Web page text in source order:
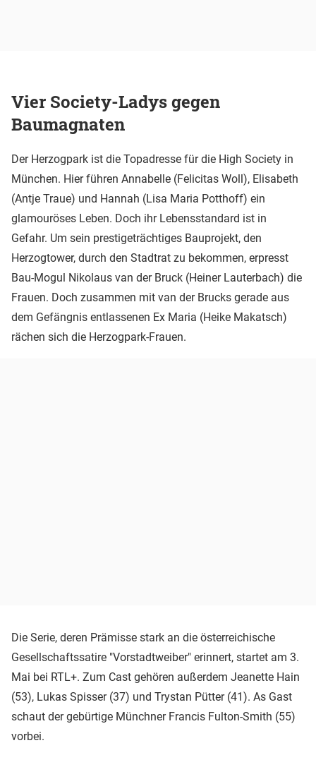
Vier Society-Ladys gegen
Baumagnaten
Der Herzogpark ist die Topadresse für die High Society in
München. Hier führen Annabelle (Felicitas Woll), Elisabeth
(Antje Traue) und Hannah (Lisa Maria Potthoff) ein
glamouröses Leben. Doch ihr Lebensstandard ist in
Gefahr. Um sein prestigeträchtiges Bauprojekt, den
Herzogtower, durch den Stadtrat zu bekommen, erpresst
Bau-Mogul Nikolaus van der Bruck (Heiner Lauterbach) die
Frauen. Doch zusammen mit van der Brucks gerade aus
dem Gefängnis entlassenen Ex Maria (Heike Makatsch)
rächen sich die Herzogpark-Frauen.
Die Serie, deren Prämisse stark an die österreichische
Gesellschaftssatire "Vorstadtweiber" erinnert, startet am 3.
Mai bei RTL+. Zum Cast gehören außerdem Jeanette Hain
(53), Lukas Spisser (37) und Trystan Pütter (41). As Gast
schaut der gebürtige Münchner Francis Fulton-Smith (55)
vorbei.